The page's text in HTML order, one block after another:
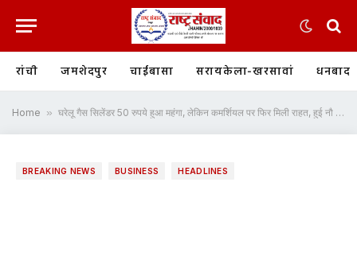
रांची जमशेदपुर चाईबासा सरायकेला-खरसावां धनबाद
Home » घरेलू गैस सिलेंडर 50 रुपये हुआ महंगा, लेकिन कमर्शियल पर फिर मिली राहत, हुई नौ रुपये की कटौती
BREAKING NEWS BUSINESS HEADLINES